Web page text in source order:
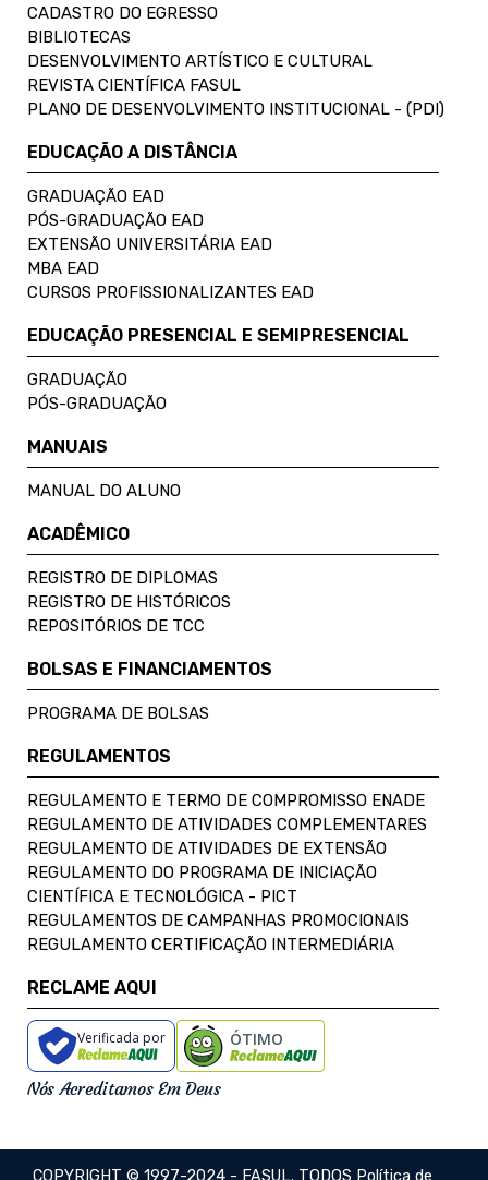
CADASTRO DO EGRESSO
BIBLIOTECAS
DESENVOLVIMENTO ARTÍSTICO E CULTURAL
REVISTA CIENTÍFICA FASUL
PLANO DE DESENVOLVIMENTO INSTITUCIONAL - (PDI)
EDUCAÇÃO A DISTÂNCIA
GRADUAÇÃO EAD
PÓS-GRADUAÇÃO EAD
EXTENSÃO UNIVERSITÁRIA EAD
MBA EAD
CURSOS PROFISSIONALIZANTES EAD
EDUCAÇÃO PRESENCIAL E SEMIPRESENCIAL
GRADUAÇÃO
PÓS-GRADUAÇÃO
MANUAIS
MANUAL DO ALUNO
ACADÊMICO
REGISTRO DE DIPLOMAS
REGISTRO DE HISTÓRICOS
REPOSITÓRIOS DE TCC
BOLSAS E FINANCIAMENTOS
PROGRAMA DE BOLSAS
REGULAMENTOS
REGULAMENTO E TERMO DE COMPROMISSO ENADE
REGULAMENTO DE ATIVIDADES COMPLEMENTARES
REGULAMENTO DE ATIVIDADES DE EXTENSÃO
REGULAMENTO DO PROGRAMA DE INICIAÇÃO
CIENTÍFICA E TECNOLÓGICA - PICT
REGULAMENTOS DE CAMPANHAS PROMOCIONAIS
REGULAMENTO CERTIFICAÇÃO INTERMEDIÁRIA
RECLAME AQUI
Verificada por ÓTIMO
Nós Acreditamos Em Deus
COPYRIGHT © 1997-2024 - FASUL. TODOS Política de